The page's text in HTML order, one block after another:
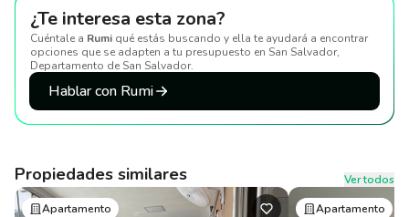
¿Te interesa esta zona?
Cuéntale a Rumi qué estás buscando y ella te ayudará a encontrar
opciones que se adapten a tu presupuesto en San Salvador,
Departamento de San Salvador.
Hablar con Rumi
Propiedades similares
Ver todos
Apartamento
Apartamento